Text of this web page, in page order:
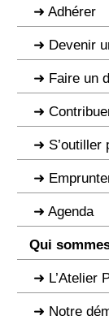
Adhérer
Devenir
Faire un
S’outiller
Agenda
Qui
L’Atelier
Notre